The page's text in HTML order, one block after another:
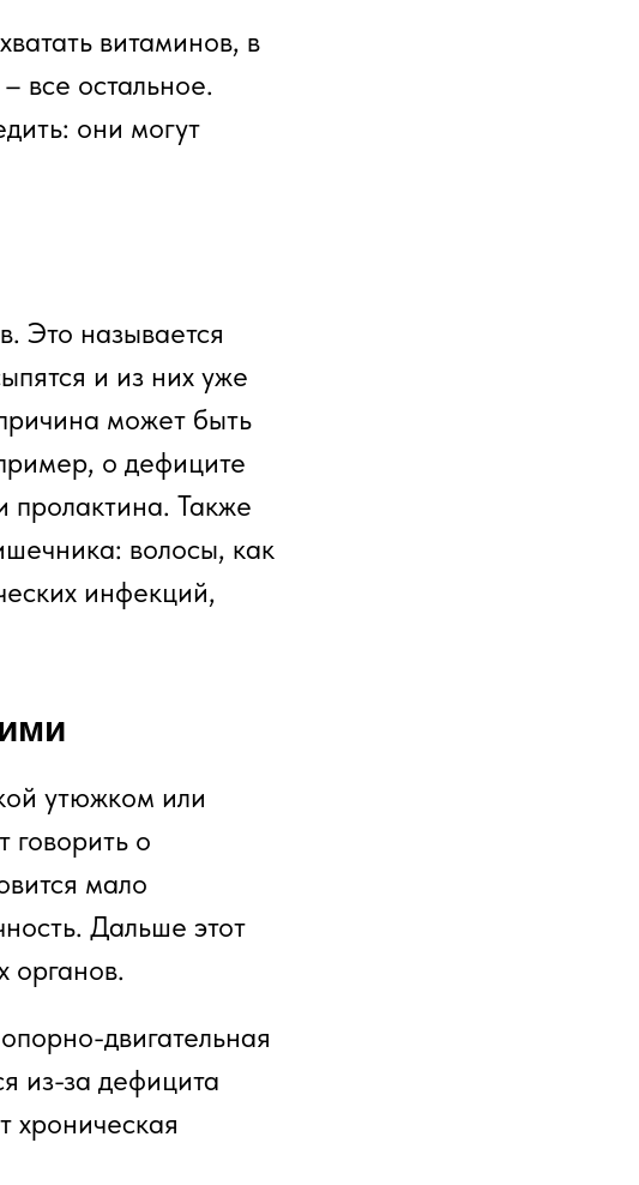
витаминов, в
все остальное.
они могут
Это называется
и из них уже
может быть
о дефиците
пролактина. Также
волосы, как
инфекций,
утюжком или
говорить о
мало
Дальше этот
органов.
двигательная
из-за дефицита
хроническая